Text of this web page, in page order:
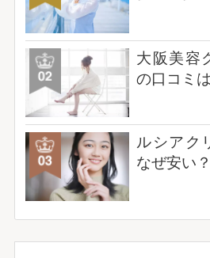
大阪美容
の口コミ
ルシアク
なぜ安い？